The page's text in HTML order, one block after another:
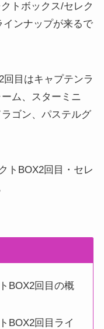
トボックス/セレク
インナップが来るで
目はキャプテンラ
ム、スターミニ
ゴン、パステルグ
トBOX2回目・セレ
BOX2回目の概
BOX2回目ライ